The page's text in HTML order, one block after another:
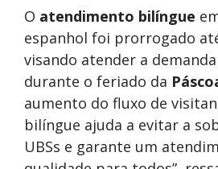
O atendimento bilíngue
espanhol foi prorrogado
visando atender a
durante o feriado da
aumento do fluxo de
bilíngue ajuda a evitar a
UBSs e garante um